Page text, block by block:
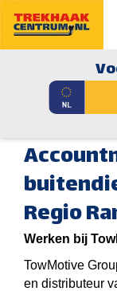
Regio
Werken bij
TowMotive
en distributeur